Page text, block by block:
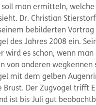
soll man ermitteln,
Dr. Christian
bebilderten Vortrag
des Jahres 2008 ein.
wird es schon, wenn man
von anderen wegkennen
mit dem gelben
Brust. Der Zugvogel trifft
ist bis Juli gut